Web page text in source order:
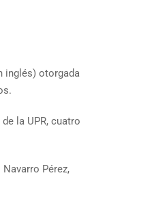
inglés) otorgada
la UPR, cuatro
Pérez,